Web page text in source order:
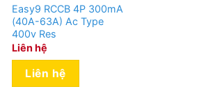
Easy9 RCCB 4P 300mA
(40A-63A) Ac Type
400v Res
Liên hệ
Liên hệ